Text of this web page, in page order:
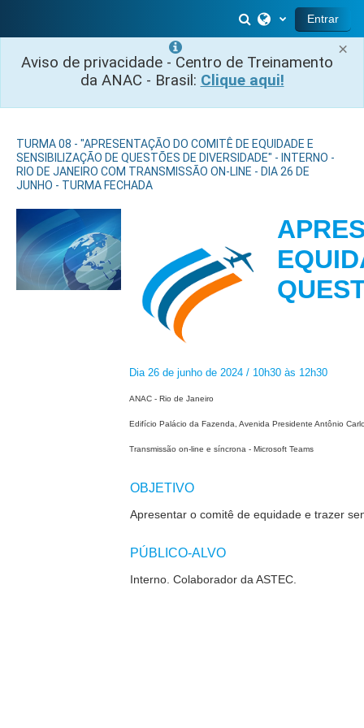
×
Aviso de privacidade - Centro de Treinamento
da ANAC - Brasil: Clique aqui!
Alternar entrada
Entrar
TURMA 08 - "APRESENTAÇÃO DO COMITÊ DE EQUIDADE E
SENSIBILIZAÇÃO DE QUESTÕES DE DIVERSIDADE" - INTERNO -
RIO DE JANEIRO COM TRANSMISSÃO ON-LINE - DIA 26 DE
JUNHO - TURMA FECHADA
Dia 26 de junho de 2024 / 10h30 às 12h30
ANAC - Rio de Janeiro
Edifício Palácio da Fazenda, Avenida Presidente Antônio
Transmissão on-line e síncrona - Microsoft Teams
OBJETIVO
Apresentar o comitê de equidade e trazer
PÚBLICO-ALVO
Interno.Colaborador da ASTEC.